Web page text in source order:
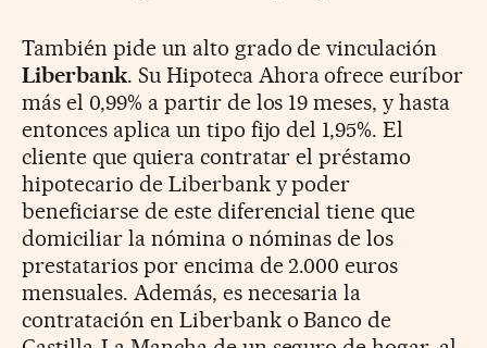
También pide un alto grado de vinculación
Liberbank. Su Hipoteca Ahora ofrece euríbor
más el 0,99% a partir de los 19 meses, y hasta
entonces aplica un tipo fijo del 1,95%. El
cliente que quiera contratar el préstamo
hipotecario de Liberbank y poder
beneficiarse de este diferencial tiene que
domiciliar la nómina o nóminas de los
prestatarios por encima de 2.000 euros
mensuales. Además, es necesaria la
contratación en Liberbank o Banco de